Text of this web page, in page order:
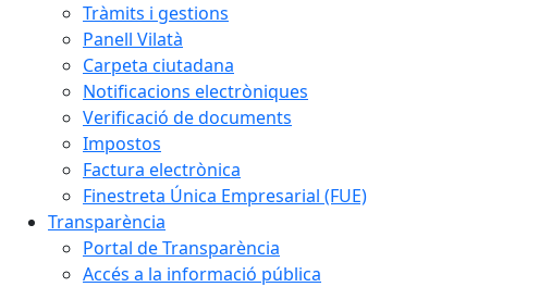
Tràmits i gestions
Panell Vilatà
Carpeta ciutadana
Notificacions electròniques
Verificació de documents
Impostos
Factura electrònica
Finestreta Única Empresarial (FUE)
Transparència
Portal de Transparència
Accés a la informació pública